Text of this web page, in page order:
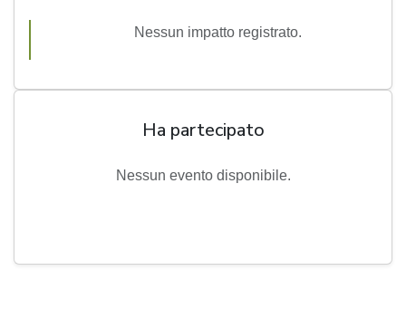
Nessun impatto registrato.
Ha partecipato
Nessun evento disponibile.